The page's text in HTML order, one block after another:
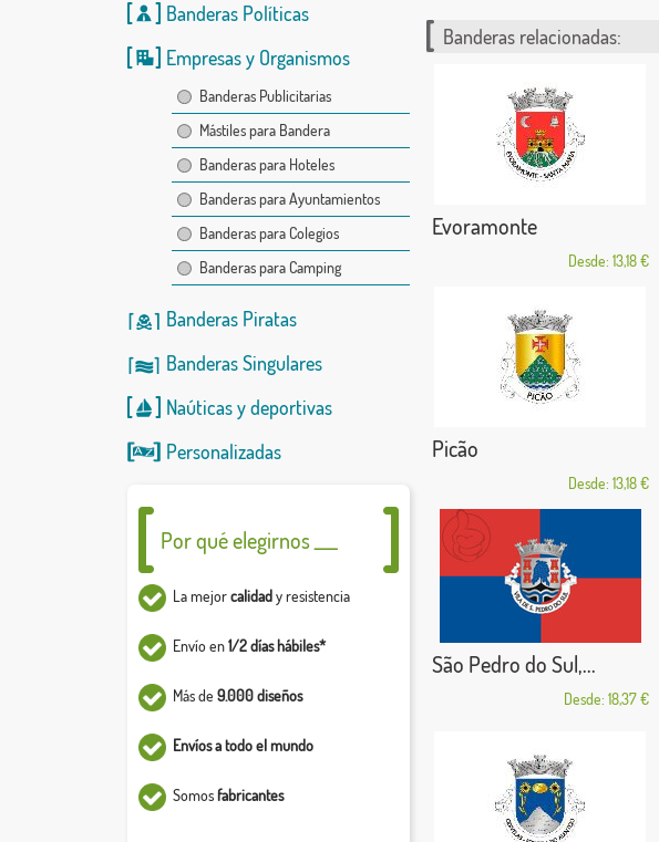
Banderas Políticas
Empresas y Organismos
Banderas Publicitarias
Mástiles para Bandera
Banderas para Hoteles
Banderas para Ayuntamientos
Banderas para Colegios
Banderas para Camping
Banderas Piratas
Banderas Singulares
Naúticasydeportivas
Personalizadas
Por qué elegirnos ___
La mejorcalidady resistencia
Envío en1/2 días hábiles*
Más de 9.000 diseños
Envíos a todo el mundo
Somosfabricantes
Banderas relacionadas:
Evoramonte
Desde: 13,18 €
Picão
Desde: 13,18 €
São Pedro do Sul,...
Desde: 18,37 €